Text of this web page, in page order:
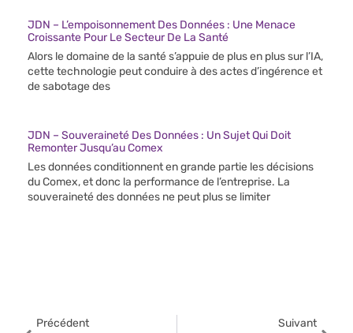
JDN – L’empoisonnement Des Données : Une Menace
Croissante Pour Le Secteur De La Santé
Alors le domaine de la santé s’appuie de plus en plus sur l’IA,
cette technologie peut conduire à des actes d’ingérence et
de sabotage des
JDN – Souveraineté Des Données : Un Sujet Qui Doit
Remonter Jusqu’au Comex
Les données conditionnent en grande partie les décisions
du Comex, et donc la performance de l’entreprise. La
souveraineté des données ne peut plus se limiter
Précédent Suivant